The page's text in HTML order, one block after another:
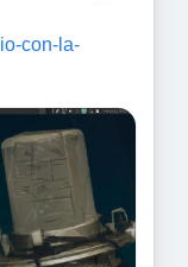
io-con-la-